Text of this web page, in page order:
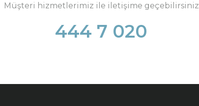
Müşteri hizmetlerimiz ile iletişime geçebilirsiniz
444 7 020